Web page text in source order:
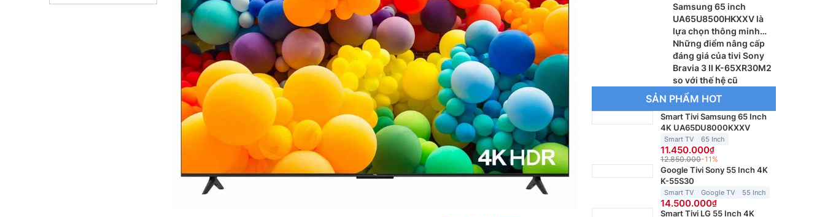
Samsung 65 inch
UA65U8500HKXXV là
lựa chọn thông minh
cho phòng khách
Những điểm nâng cấp
đáng giá của tivi Sony
Bravia 3 II K-65XR30M2
so với thế hệ cũ
SẢN PHẨM HOT
Smart Tivi Samsung 65 Inch
4K UA65DU8000KXXV
Smart TV 65 Inch
11.450.000
12.850.000-11%
Google Tivi Sony 55 Inch 4K
K-55S30
Smart TV Google TV 55 Inch
14.500.000
Smart Tivi LG 55 Inch 4K